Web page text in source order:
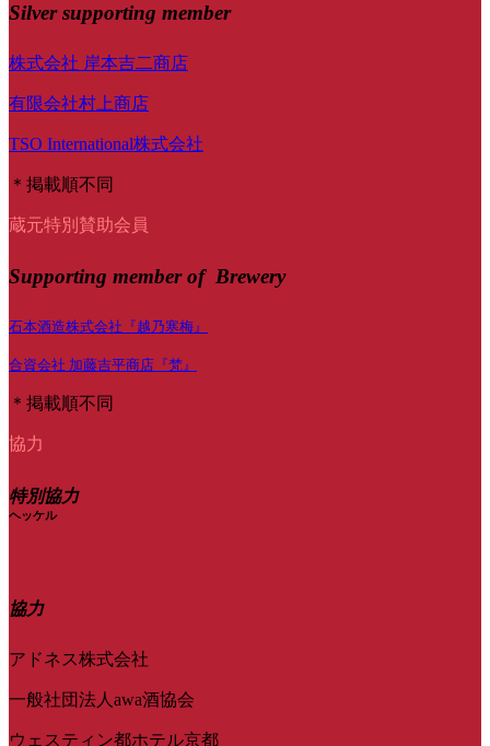
Silver supporting member
株式会社 岸本吉二商店
有限会社村上商店
TSO International株式会社
＊掲載順不同
蔵元特別賛助会員
Supporting member of Brewery
石本酒造株式会社『越乃寒梅』
合資会社 加藤吉平商店『梵』
＊掲載順不同
協力
特別協力
ヘッケル
協力
アドネス株式会社
一般社団法人awa酒協会
ウェスティン都ホテル京都